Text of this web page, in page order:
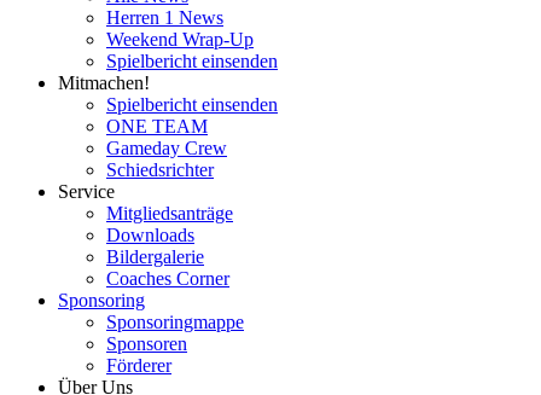
Herren 1 News
Weekend Wrap-Up
Spielbericht einsenden
Mitmachen!
Spielbericht einsenden
ONE TEAM
Gameday Crew
Schiedsrichter
Service
Mitgliedsanträge
Downloads
Bildergalerie
Coaches Corner
Sponsoring
Sponsoringmappe
Sponsoren
Förderer
Über Uns